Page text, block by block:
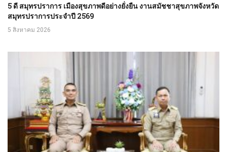
5 ดี สมุทรปราการ เมืองสุขภาพดีอย่างยั่งยืน งานสมัชชาสุขภาพจังหวัด
สมุทรปราการประจำปี 2569
5 สิงหาคม 2026